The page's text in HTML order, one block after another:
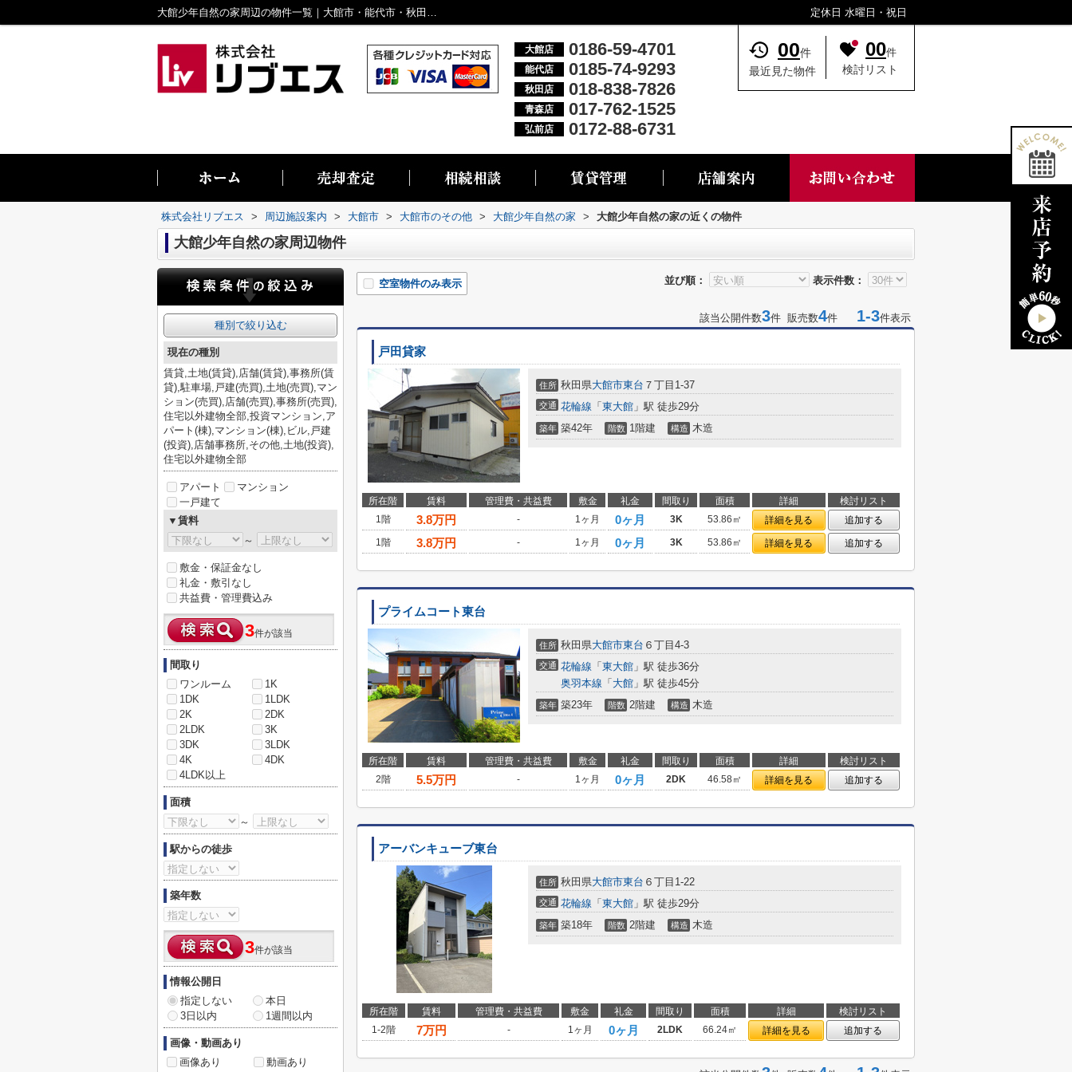
大館少年自然の家周辺の物件一覧｜大館市・能代市・秋田市・青森市・弘前市の不動産情報なら株式会社リブエス 定休日 水曜日・祝日
大館店 0186-59-4701
能代店 0185-74-9293
秋田店 018-838-7826
青森店 017-762-1525
弘前店 0172-88-6731
00件
最近見た物件
00件
検討リスト
株式会社リブエス > 周辺施設案内 > 大館市 > 大館市のその他 > 大館少年自然の家 > 大館少年自然の家の近くの物件
大館少年自然の家周辺物件
並び順： 表示件数：
空室物件のみ表示
該当公開件数3件 販売数4件 1-3件表示
戸田貸家
住所 秋田県大館市東台 ７丁目1-37
交通 花輪線 「 東大館 」駅 徒歩29分
築年 築42年 階数 1階建 構造 木造
所在階 賃料 管理費・共益費 敷金 礼金 間取り 面積 詳細
検討リスト
1階
3.8万円 - 1ヶ月 0ヶ月 3K 53.86㎡ 詳細を見る
追加する
1階
3.8万円 - 1ヶ月 0ヶ月 3K 53.86㎡ 詳細を見る 追加する
プライムコート東台
住所 秋田県大館市東台 ６丁目4-3
交通 花輪線 「 東大館 」駅 徒歩36分
奥羽本線 「 大館 」駅 徒歩45分
築年 築23年 階数 2階建 構造 木造
所在階 賃料 管理費・共益費 敷金 礼金 間取り 面積 詳細
検討リスト
2階
5.5万円 - 1ヶ月 0ヶ月 2DK 46.58㎡ 詳細を見る 追加する
アーバンキューブ東台
住所 秋田県大館市東台 ６丁目1-22
交通 花輪線 「 東大館 」駅 徒歩29分
築年 築18年 階数 2階建 構造 木造
所在階 賃料 管理費・共益費 敷金 礼金 間取り 面積 詳細
検討リスト
1-2階
7万円 - 1ヶ月 0ヶ月 2LDK 66.24㎡ 詳細を見る 追加する
種別で絞り込む
現在の種別
賃貸,土地(賃貸),店舗(賃貸),事務所(賃
貸),駐車場,戸建(売買),土地(売買),マン
ション(売買),店舗(売買),事務所(売買),
住宅以外建物全部,投資マンション,ア
パート(棟),マンション(棟),ビル,戸建
(投資),店舗事務所,その他,土地(投資),
住宅以外建物全部
アパート
マンション
一戸建て
▼賃料
～
敷金・保証金なし
礼金・敷引なし
共益費・管理費込み
3件が該当
間取り
ワンルーム
1K
1DK
1LDK
2K
2DK
2LDK
3K
3DK
3LDK
4K
4DK
4LDK以上
面積
～
駅からの徒歩
築年数
3件が該当
情報公開日
指定しない
本日
3日以内
1週間以内
画像・動画あり
画像あり
動画あり